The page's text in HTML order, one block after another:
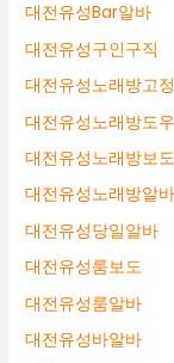
대전유성Bar알바
대전유성구인구직
대전유성노래방고정
대전유성노래방도
대전유성노래방보도
대전유성노래방알바
대전유성당일알바
대전유성룸보도
대전유성룸알바
대전유성바알바